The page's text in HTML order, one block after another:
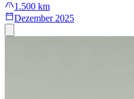
1.500 km
Dezember 2025